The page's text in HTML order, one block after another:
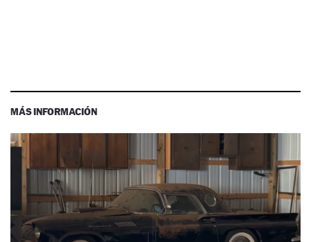
MÁS INFORMACIÓN